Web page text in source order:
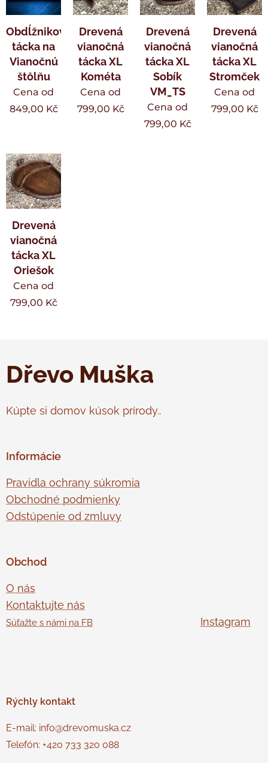
Obdĺžniková
tácka na
Vianočnú
štôlňu
Cena od
849,00 Kč
Drevená
vianočná
tácka XL
Kométa
Cena od
799,00 Kč
Drevená
vianočná
tácka XL
Sobík
VM_TS
Cena od
799,00 Kč
Drevená
vianočná
tácka XL
Stromček
Cena od
799,00 Kč
Drevená
vianočná
tácka XL
Oriešok
Cena od
799,00 Kč
Dřevo Muška
Kúpte si domov kúsok prírody..
Informácie
Pravidla ochrany súkromia
Obchodné podmienky
Odstúpenie od zmluvy
Obchod
O nás
Kontaktujte nás
Súťažte s námi na FB Instagram
Rýchly kontakt
E-mail: info@drevomuska.cz
Telefón: +420 733 320 088